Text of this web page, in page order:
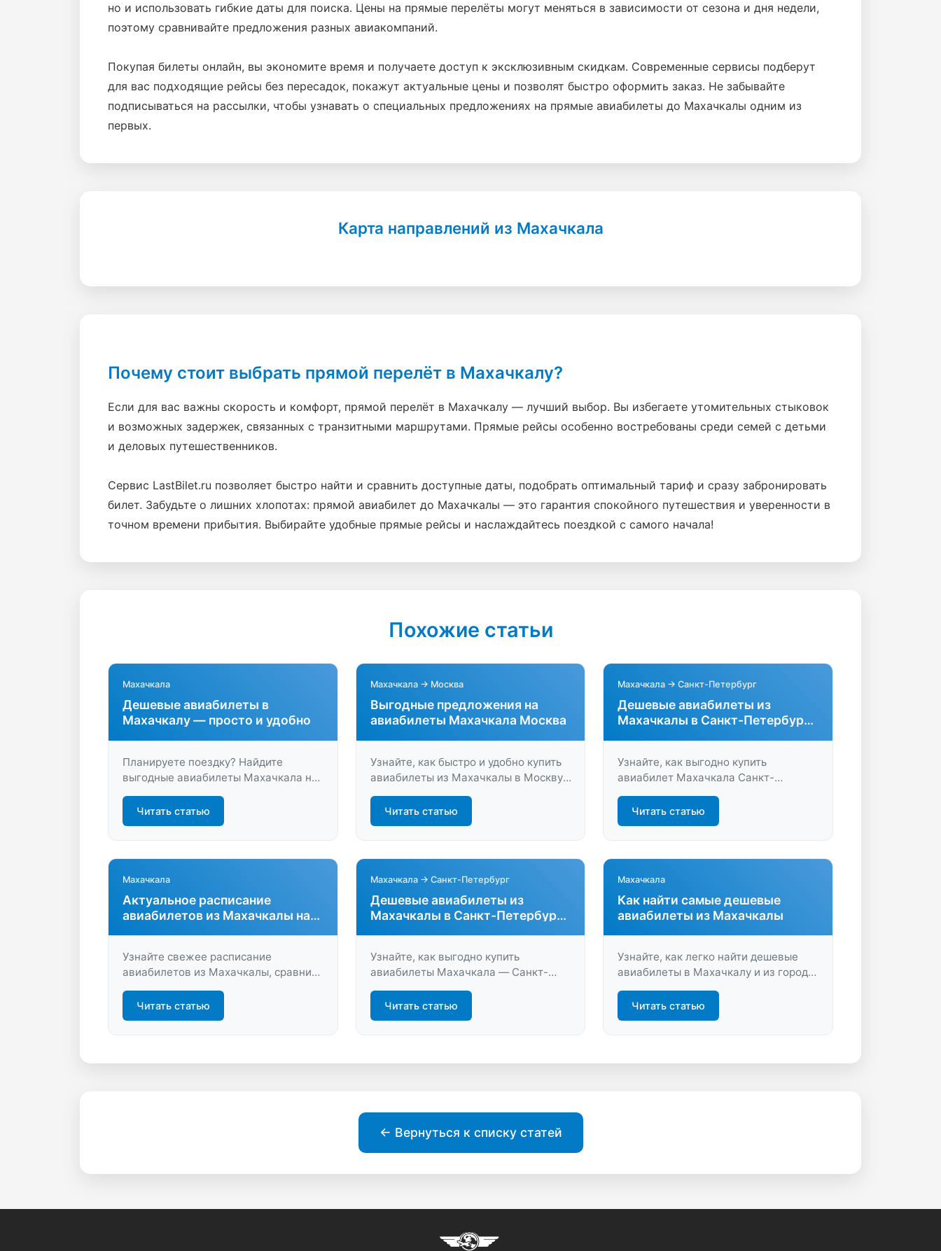
но и использовать гибкие даты для поиска. Цены на прямые перелёты могут меняться в зависимости от сезона и дня недели,
поэтому сравнивайте предложения разных авиакомпаний.
Покупая билеты онлайн, вы экономите время и получаете доступ к эксклюзивным скидкам. Современные сервисы подберут
для вас подходящие рейсы без пересадок, покажут актуальные цены и позволят быстро оформить заказ. Не забывайте
подписываться на рассылки, чтобы узнавать о специальных предложениях на прямые авиабилеты до Махачкалы одним из
первых.
Карта направлений из Махачкала
Почему стоит выбрать прямой перелёт в Махачкалу?
Если для вас важны скорость и комфорт, прямой перелёт в Махачкалу — лучший выбор. Вы избегаете утомительных стыковок
и возможных задержек, связанных с транзитными маршрутами. Прямые рейсы особенно востребованы среди семей с детьми
и деловых путешественников.
Сервис LastBilet.ru позволяет быстро найти и сравнить доступные даты, подобрать оптимальный тариф и сразу забронировать
билет. Забудьте о лишних хлопотах: прямой авиабилет до Махачкалы — это гарантия спокойного путешествия и уверенности в
точном времени прибытия. Выбирайте удобные прямые рейсы и наслаждайтесь поездкой с самого начала!
Похожие статьи
Махачкала
Дешевые авиабилеты в
Махачкалу — просто и удобно
Планируете поездку? Найдите
выгодные авиабилеты Махачкала на
выберите лучший вариант для
комфортного путешествия. Быстрое
Читать статью
Махачкала → Москва
Выгодные предложения на
авиабилеты Махачкала Москва
Узнайте, как быстро и удобно купить
авиабилеты из Махачкалы в Москву.
рейс и сэкономьте с LastBilet.ru.
Комфортные перелёты по выгодным
Читать статью
Махачкала → Санкт-Петербург
Дешевые авиабилеты из
Махачкалы в Санкт-Петербург
Узнайте, как выгодно купить
авиабилет Махачкала Санкт-
удобные рейсы и быстро
забронируйте билет онлайн —
Читать статью
Махачкала
Актуальное расписание
авиабилетов из Махачкалы на
Узнайте свежее расписание
авиабилетов из Махачкалы, сравните
цены и найдите выгодные рейсы на
LastBilet.ru. Экономьте время и
бюджет, выбирая лучшие
Читать статью
Махачкала → Санкт-Петербург
Дешевые авиабилеты из
Махачкалы в Санкт-Петербург
Узнайте, как выгодно купить
авиабилеты Махачкала — Санкт-
Петербург. Сравните цены, найдите
лучшие предложения и спланируйте
путешествие без лишних затрат.
Читать статью
Махачкала
Как найти самые дешевые
авиабилеты из Махачкалы
Узнайте, как легко найти дешевые
авиабилеты в Махачкалу и из города
на выгодных условиях. Сравнивайте
цены, экономьте время и деньги,
бронируйте быстро и удобно вместе с
Читать статью
← Вернуться к списку статей